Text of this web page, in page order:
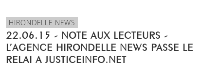
HIRONDELLE NEWS
22.06.15 - NOTE AUX LECTEURS -
L’AGENCE HIRONDELLE NEWS PASSE LE
RELAI A JUSTICEINFO.NET